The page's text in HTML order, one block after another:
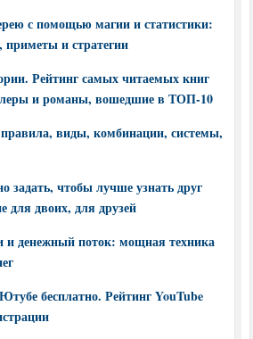
с помощью магии и статистики:
приметы и стратегии
Рейтинг самых читаемых книг
и романы, вошедшие в ТОП-10
виды, комбинации, системы,
задать, чтобы лучше узнать друг
для двоих, для друзей
и денежный поток: мощная техника
бесплатно. Рейтинг YouTube